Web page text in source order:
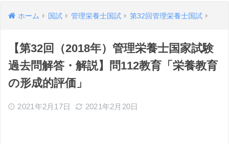
ホーム 国試 管理栄養士国試 第32回管理栄養士国試
【第32回（2018年）管理栄養士国家試験
過去問解答・解説】問112教育「栄養教育
の形成的評価」
2021年2月17日 2021年2月20日